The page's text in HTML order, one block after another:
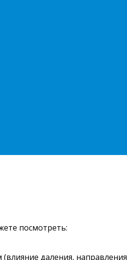
посмотреть:
даления,